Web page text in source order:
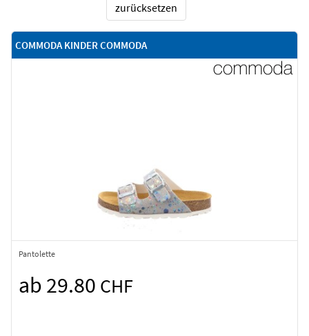
zurücksetzen
COMMODA KINDER COMMODA
Pantolette
ab 29.80 CHF